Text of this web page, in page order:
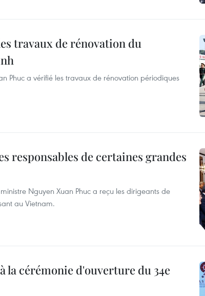
travaux de rénovation du
Phuc a vérifié les travaux de rénovation périodiques
responsables de certaines grandes
Nguyen Xuan Phuc a reçu les dirigeants de
au Vietnam.
la cérémonie d'ouverture du 34e